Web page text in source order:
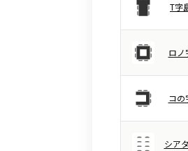
T字
ロノ
コの
シア